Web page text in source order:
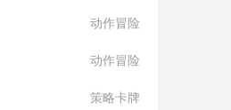
动作冒险
动作冒险
策略卡牌